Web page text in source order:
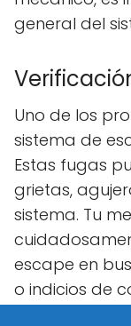
general del
Uno de los
sistema de
Estas fugas
grietas,
sistema. Tu
escape en
o indicios de